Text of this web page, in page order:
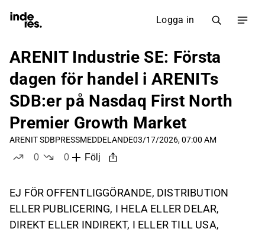
Logga in
ARENIT Industrie SE: Första
dagen för handel i ARENITs
SDB:er på Nasdaq First North
Premier Growth Market
ARENIT SDBPRESSMEDDELANDE03/17/2026, 07:00 AM
0
0
Följ
EJ FÖR OFFENTLIGGÖRANDE, DISTRIBUTION
ELLER PUBLICERING, I HELA ELLER DELAR,
DIREKT ELLER INDIREKT, I ELLER TILL USA,